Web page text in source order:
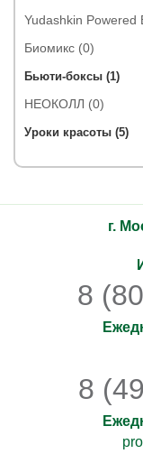
Yudashkin Powered
Биомикс (0)
Бьюти-боксы (1)
НЕОКОЛЛ (0)
Уроки красоты (5)
г.
8
8